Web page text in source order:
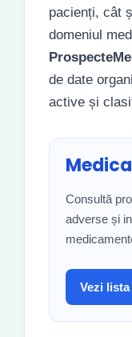
pacienți, cât
domeniul
de date
active și
Consultă
adverse și
Vezi